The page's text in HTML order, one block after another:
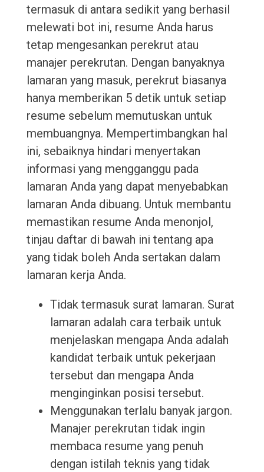
termasuk di antara sedikit yang berhasil
melewati bot ini, resume Anda harus
tetap mengesankan perekrut atau
manajer perekrutan. Dengan banyaknya
lamaran yang masuk, perekrut biasanya
hanya memberikan 5 detik untuk setiap
resume sebelum memutuskan untuk
membuangnya. Mempertimbangkan hal
ini, sebaiknya hindari menyertakan
informasi yang mengganggu pada
lamaran Anda yang dapat menyebabkan
lamaran Anda dibuang. Untuk membantu
memastikan resume Anda menonjol,
tinjau daftar di bawah ini tentang apa
yang tidak boleh Anda sertakan dalam
lamaran kerja Anda.
Tidak termasuk surat lamaran. Surat
lamaran adalah cara terbaik untuk
menjelaskan mengapa Anda adalah
kandidat terbaik untuk pekerjaan
tersebut dan mengapa Anda
menginginkan posisi tersebut.
Menggunakan terlalu banyak jargon.
Manajer perekrutan tidak ingin
membaca resume yang penuh
dengan istilah teknis yang tidak